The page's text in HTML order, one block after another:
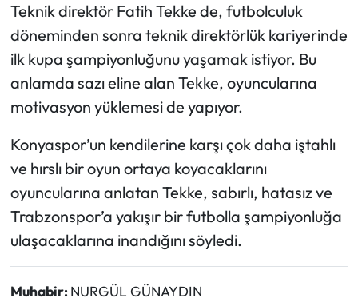
Teknik direktör Fatih Tekke de, futbolculuk
döneminden sonra teknik direktörlük kariyerinde
ilk kupa şampiyonluğunu yaşamak istiyor. Bu
anlamda sazı eline alan Tekke, oyuncularına
motivasyon yüklemesi de yapıyor.
Konyaspor’un kendilerine karşı çok daha iştahlı
ve hırslı bir oyun ortaya koyacaklarını
oyuncularına anlatan Tekke, sabırlı, hatasız ve
Trabzonspor’a yakışır bir futbolla şampiyonluğa
ulaşacaklarına inandığını söyledi.
Muhabir: NURGÜL GÜNAYDIN